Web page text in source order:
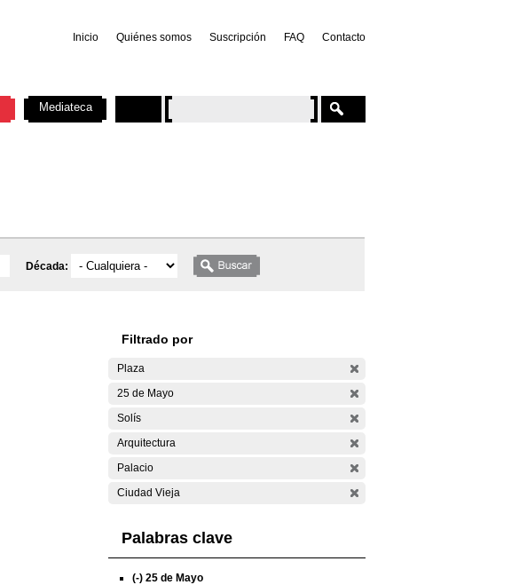
Inicio Quiénes somos Suscripción FAQ Contacto
Década:
Filtrado por
Plaza
25 de Mayo
Solís
Arquitectura
Palacio
Ciudad Vieja
Palabras clave
(-) 25 de Mayo
Mediateca